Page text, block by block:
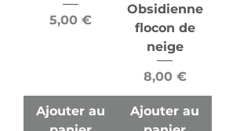
Prix
5,00 €
Ajouter au
Obsidienne
flocon de
neige
Prix
8,00 €
Ajouter au